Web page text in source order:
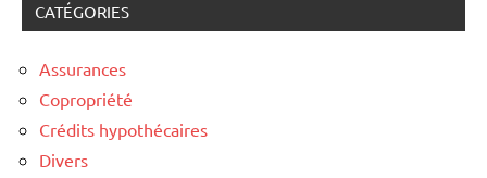
CATÉGORIES
Assurances
Copropriété
Crédits hypothécaires
Divers